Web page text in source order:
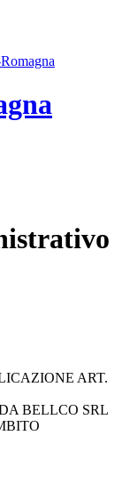
ART.
BELLCO SRL